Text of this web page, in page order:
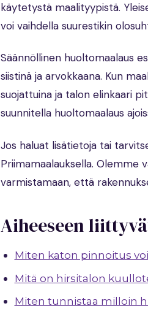
käytetystä maalityypistä.
voi vaihdella suurestikin
Säännöllinen huoltomaalaus
siistinä ja arvokkaana. Kun
suojattuina ja talon elinkaari
suunnitella huoltomaalaus
Jos haluat lisätietoja tai
Priimamaalauksella. Olemme
varmistamaan, että
Aiheeseen
Miten katon pinnoitus
Mitä on hirsitalon
Miten tunnistaa milloin